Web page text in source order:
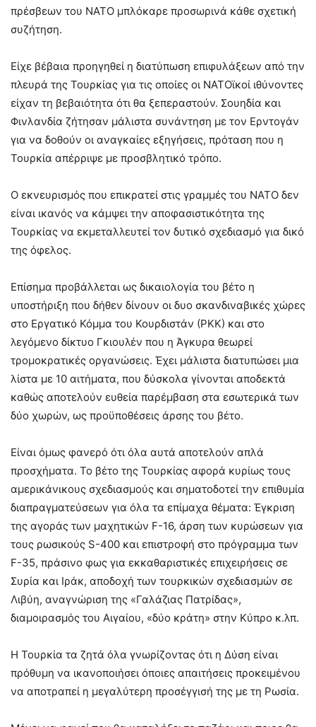
πρέσβεων του ΝΑΤΟ μπλόκαρε προσωρινά κάθε σχετική
συζήτηση.
Είχε βέβαια προηγηθεί η διατύπωση επιφυλάξεων από την
πλευρά της Τουρκίας για τις οποίες οι ΝΑΤΟϊκοί ιθύνοντες
είχαν τη βεβαιότητα ότι θα ξεπεραστούν. Σουηδία και
Φινλανδία ζήτησαν μάλιστα συνάντηση με τον Ερντογάν
για να δοθούν οι αναγκαίες εξηγήσεις, πρόταση που η
Τουρκία απέρριψε με προσβλητικό τρόπο.
Ο εκνευρισμός που επικρατεί στις γραμμές του ΝΑΤΟ δεν
είναι ικανός να κάμψει την αποφασιστικότητα της
Τουρκίας να εκμεταλλευτεί τον δυτικό σχεδιασμό για δικό
της όφελος.
Επίσημα προβάλλεται ως δικαιολογία του βέτο η
υποστήριξη που δήθεν δίνουν οι δυο σκανδιναβικές χώρες
στο Εργατικό Κόμμα του Κουρδιστάν (ΡΚΚ) και στο
λεγόμενο δίκτυο Γκιουλέν που η Άγκυρα θεωρεί
τρομοκρατικές οργανώσεις. Έχει μάλιστα διατυπώσει μια
λίστα με 10 αιτήματα, που δύσκολα γίνονται αποδεκτά
καθώς αποτελούν ευθεία παρέμβαση στα εσωτερικά των
δύο χωρών, ως προϋποθέσεις άρσης του βέτο.
Είναι όμως φανερό ότι όλα αυτά αποτελούν απλά
προσχήματα. Το βέτο της Τουρκίας αφορά κυρίως τους
αμερικάνικους σχεδιασμούς και σηματοδοτεί την επιθυμία
διαπραγματεύσεων για όλα τα επίμαχα θέματα: Έγκριση
της αγοράς των μαχητικών F-16, άρση των κυρώσεων για
τους ρωσικούς S-400 και επιστροφή στο πρόγραμμα των
F-35, πράσινο φως για εκκαθαριστικές επιχειρήσεις σε
Συρία και Ιράκ, αποδοχή των τουρκικών σχεδιασμών σε
Λιβύη, αναγνώριση της «Γαλάζιας Πατρίδας»,
διαμοιρασμός του Αιγαίου, «δύο κράτη» στην Κύπρο κ.λπ.
Η Τουρκία τα ζητά όλα γνωρίζοντας ότι η Δύση είναι
πρόθυμη να ικανοποιήσει όποιες απαιτήσεις προκειμένου
να αποτραπεί η μεγαλύτερη προσέγγισή της με τη Ρωσία.